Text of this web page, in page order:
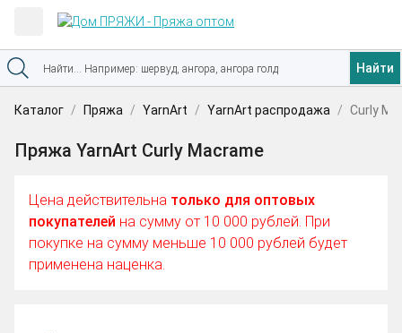
Найти
Каталог Пряжа YarnArt YarnArt распродажа Curly
Пряжа YarnArt Curly Macrame
Цена действительна только для оптовых
покупателей на сумму от 10 000 рублей. При
покупке на сумму меньше 10 000 рублей будет
применена наценка.